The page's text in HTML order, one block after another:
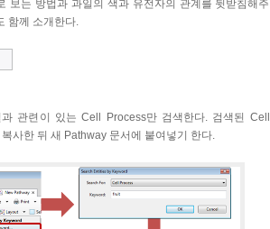
보는 방법과 과일의 색과 유전자의 관계를 뒷받침해주
함께 소개한다.
관련이 있는 Cell Process만 검색한다. 검색된 Cell
사한 뒤 새 Pathway 문서에 붙여넣기 한다.